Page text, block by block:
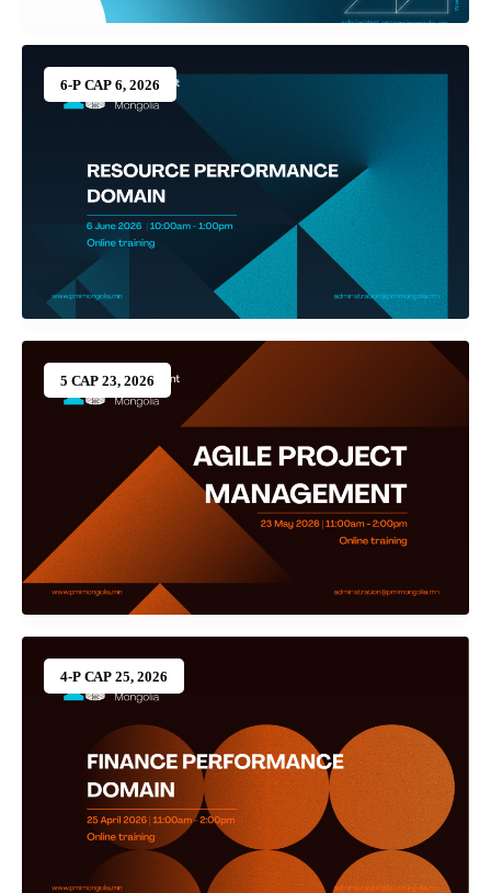
6-Р САР 6, 2026
5 САР 23, 2026
4-Р САР 25, 2026